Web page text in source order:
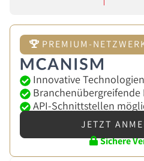
PREMIUM-
Innovative Technologien
Branchenübergreifende
API-Schnittstellen
JETZT
Sichere